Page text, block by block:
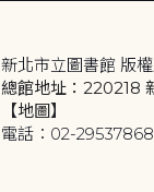
新北市立圖書館 版
總館地址：220218
【地圖】
電話：02-